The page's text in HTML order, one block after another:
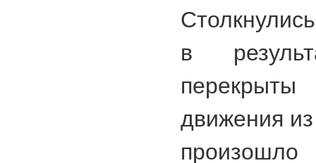
в
движения
произошло